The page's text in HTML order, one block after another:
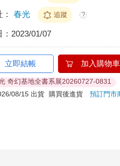
春光 追蹤 ?
2023/01/07
立即結帳 加入購物車
奇幻基地全書系展20260727-0831
08/15 出貨
購買後進貨預訂門市